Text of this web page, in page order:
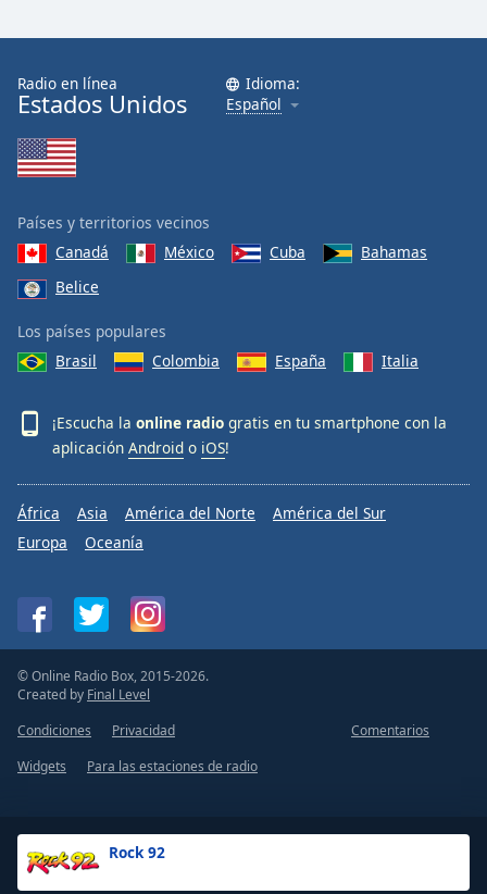
Rock 92
Radio en línea
Estados Unidos
Idioma:
Español
Países y territorios vecinos
Canadá
México Cuba
Bahamas
Belice
Los países populares
Brasil
Colombia España Italia
¡Escucha la online radio gratis en tu smartphone con la
aplicación Android o iOS!
África Asia América del Norte
América del Sur
Europa
Oceanía
© Online Radio Box, 2015-2026.
Created by Final Level
Condiciones
Privacidad
Comentarios
Widgets
Para las estaciones de radio